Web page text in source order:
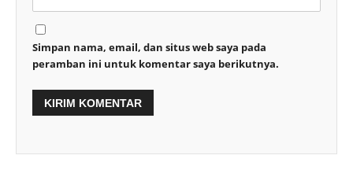
Simpan nama, email, dan situs web saya pada
peramban ini untuk komentar saya berikutnya.